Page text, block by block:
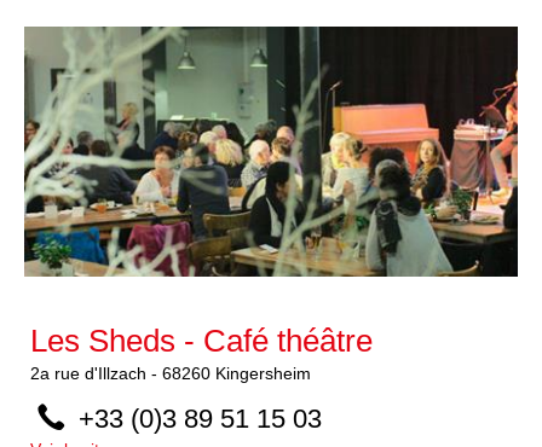
Les Sheds - Café théâtre
2a rue d'Illzach - 68260 Kingersheim
+33 (0)3 89 51 15 03